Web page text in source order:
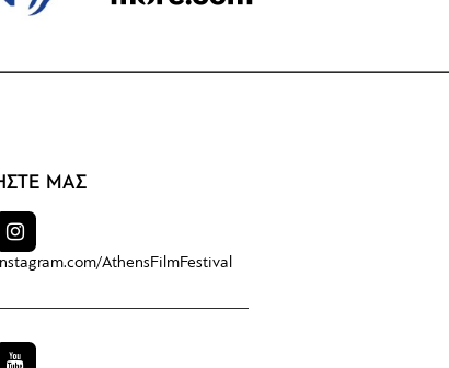
ΜΑΣ
AthensFilmFestival